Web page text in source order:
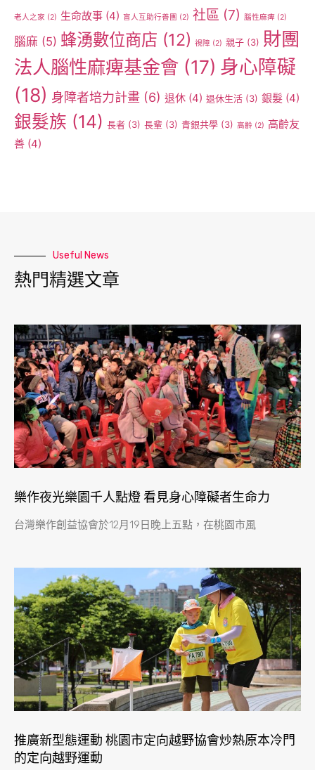
老人之家 (2) 生命故事 (4) 盲人互助行善團 (2) 社區 (7) 腦性麻痺 (2)
腦麻 (5) 蜂湧數位商店 (12) 視障 (2) 親子 (3) 財團
法人腦性麻痺基金會 (17) 身心障礙
(18) 身障者培力計畫 (6) 退休 (4) 退休生活 (3) 銀髮 (4)
銀髮族 (14) 長者 (3) 長輩 (3) 青銀共學 (3) 高齡 (2) 高齡友
善 (4)
Useful News
熱門精選文章
樂作夜光樂園千人點燈 看見身心障礙者生命力
台灣樂作創益協會於12月19日晚上五點，在桃園市風
推廣新型態運動 桃園市定向越野協會炒熱原本冷門
的定向越野運動